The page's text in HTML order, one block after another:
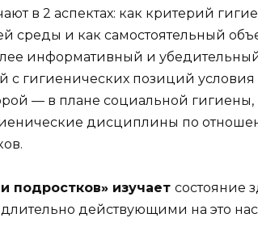
в 2 аспектах: как критерий
среды и как самостоятельный
информативный и убедительный
с гигиенических позиций
— в плане социальной
дисциплины по
подростков» изучает состояние
действующими на это